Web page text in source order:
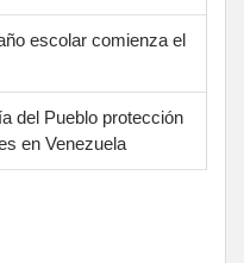
escolar comienza el
del Pueblo protección
en Venezuela